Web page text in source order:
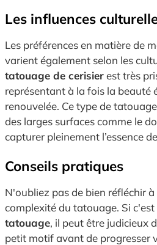
Les influences
Les préférences en matière de
varient également selon les
tatouage de cerisierest très
représentant à la fois la beauté
renouvelée. Ce type de
des larges surfaces comme le
capturer pleinement l’essence
Conseils pratiques
N'oubliez pas de bien réfléchir
complexité du tatouage. Si
tatouage, il peut être judicieux
petit motif avant de progresser